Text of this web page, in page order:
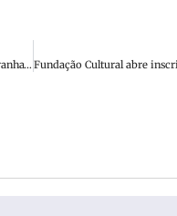
Secretaria da Saúde alerta sobre cuidados com picadas de aranha-marrom